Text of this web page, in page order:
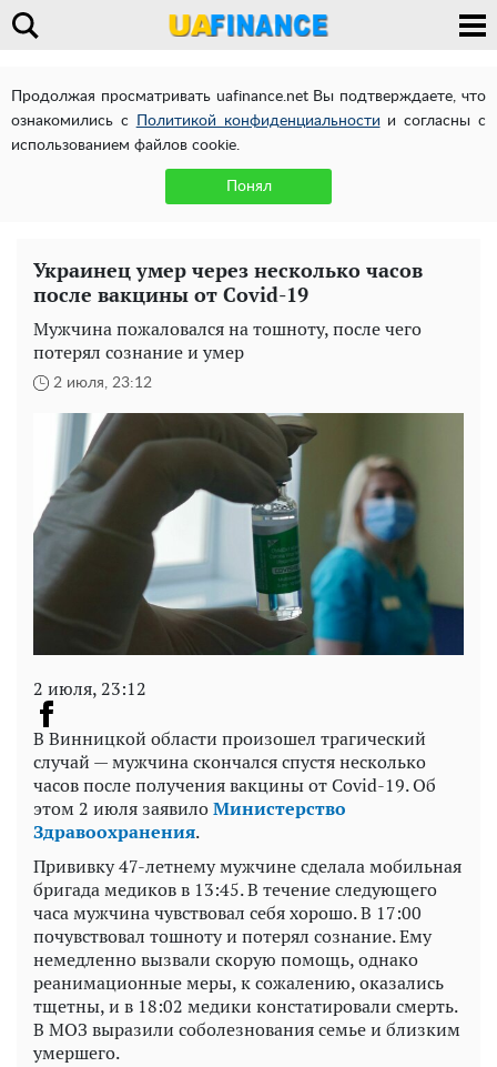
Продолжая просматривать uafinance.net Вы подтверждаете, что
ознакомились с
Политикой конфиденциальности и согласны с
использованием файлов cookie.
Понял
Украинец умер через несколько часов
после вакцины от Covid-19
Мужчина пожаловался на тошноту, после чего
потерял сознание и умер
2 июля, 23:12
2 июля, 23:12
В Винницкой области произошел трагический
случай — мужчина скончался спустя несколько
часов после получения вакцины от Covid-19. Об
этом 2 июля заявилоМинистерство
Здравоохранения.
Прививку 47-летнему мужчине сделала мобильная
бригада медиков в 13:45. В течение следующего
часа мужчина чувствовал себя хорошо. В 17:00
почувствовал тошноту и потерял сознание. Ему
немедленно вызвали скорую помощь, однако
реанимационные меры, к сожалению, оказались
тщетны, и в 18:02 медики констатировали смерть.
В МОЗ выразили соболезнования семье и близким
умершего.